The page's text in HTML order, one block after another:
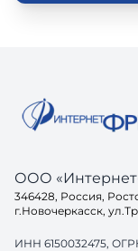
ООО
346428, Россия,
г.Новочеркасск,
ИНН 6150032475,